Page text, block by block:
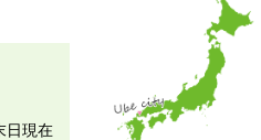
日現在